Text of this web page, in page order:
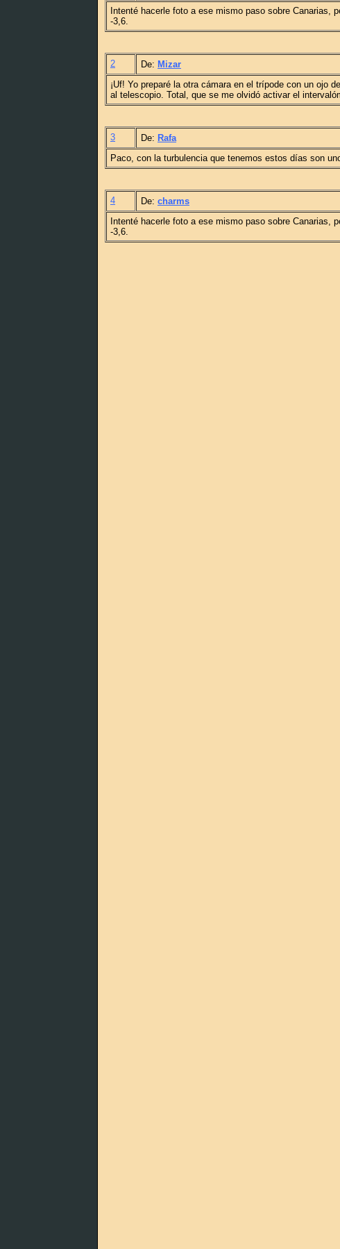
Intenté hacerle foto a ese mismo paso sobre Canarias,
-3,6.
2 De: Mizar
¡Uf! Yo preparé la otra cámara en el trípode con un ojo
al telescopio. Total, que se me olvidó activar el
3 De: Rafa
Paco, con la turbulencia que tenemos estos días son
4 De: charms
Intenté hacerle foto a ese mismo paso sobre Canarias,
-3,6.